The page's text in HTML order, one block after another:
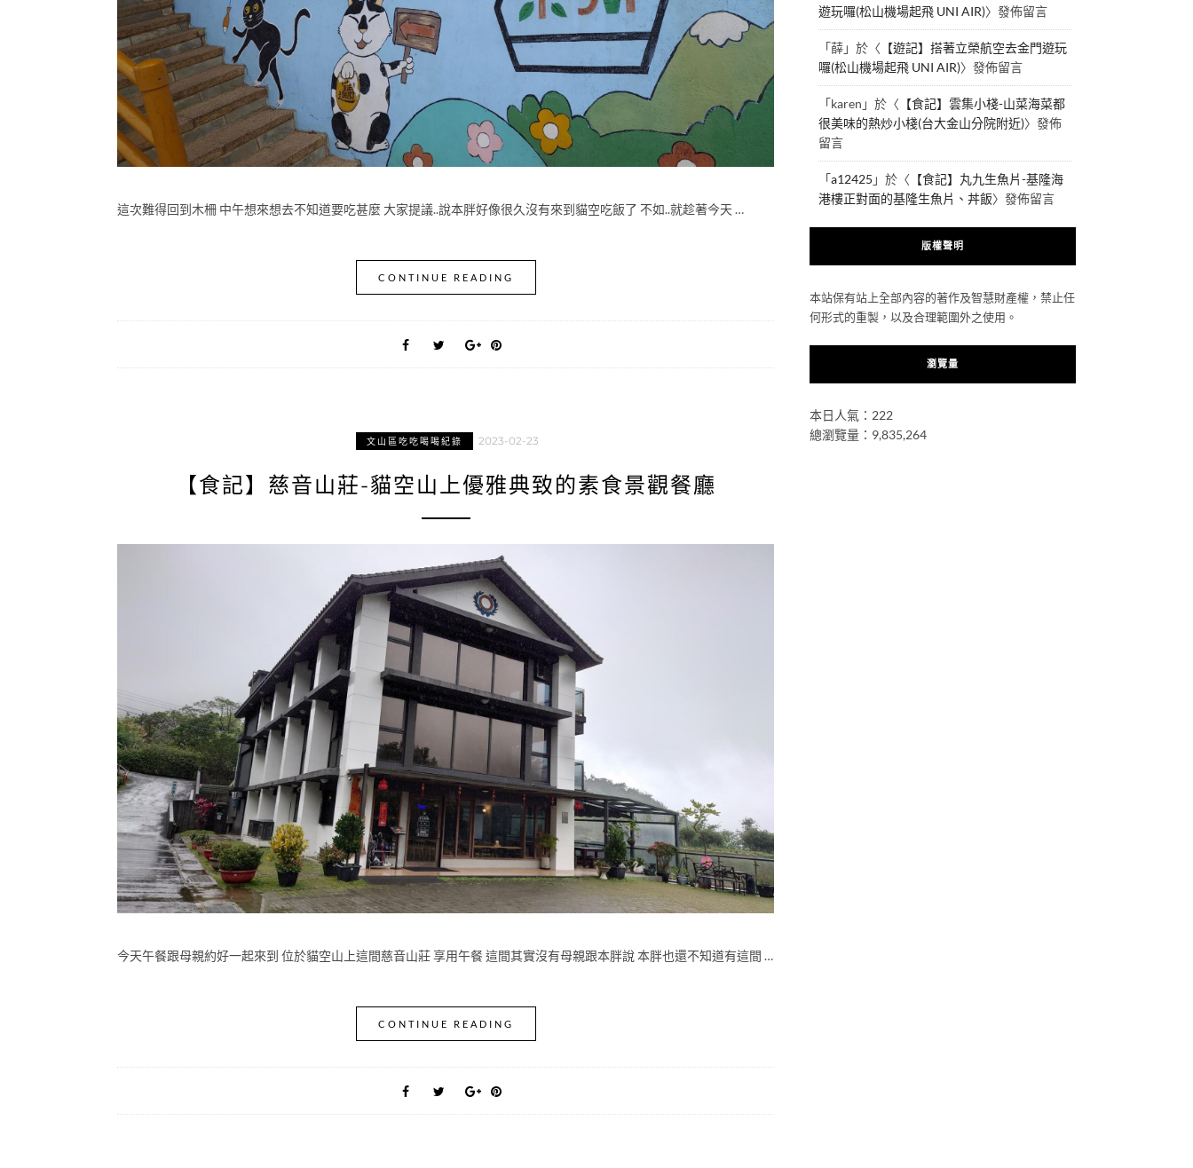
這次難得回到木柵 中午想來想去不知道要吃甚麼 大家提議..說本胖好像很久沒有來到貓空吃飯了 不如..就趁著今天 …
CONTINUE READING
文山區吃吃喝喝紀錄 2023-02-23
【食記】慈音山莊-貓空山上優雅典致的素食景觀餐廳
今天午餐跟母親約好一起來到 位於貓空山上這間慈音山莊 享用午餐 這間其實沒有母親跟本胖說 本胖也還不知道有這間 …
CONTINUE READING
遊玩囉(松山機場起飛 UNI AIR)〉發佈留言
「薛」於〈 【遊記】搭著立榮航空去金門遊玩
囉(松山機場起飛 UNI AIR)〉發佈留言
「karen 」於〈 【食記】雲集小棧-山菜海菜都
很美味的熱炒小棧(台大金山分院附近)〉發佈
留言
「a12425 」於〈 【食記】丸九生魚片-基隆海
港樓正對面的基隆生魚片、丼飯〉發佈留言
版權聲明
本站保有站上全部內容的著作及智慧財產權，禁止任
何形式的重製，以及合理範圍外之使用。
瀏覽量
本日人氣：222
總瀏覽量：9,835,264